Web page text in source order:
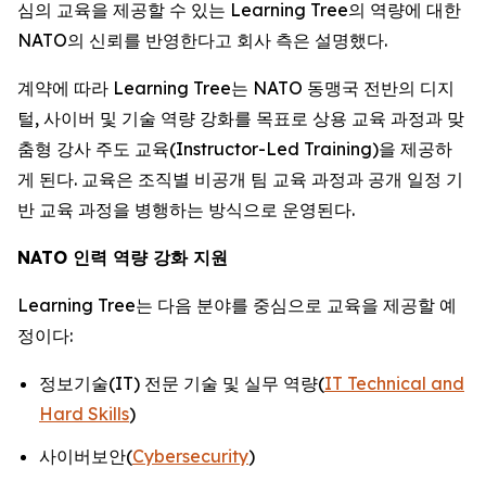
심의 교육을 제공할 수 있는 Learning Tree의 역량에 대한
NATO의 신뢰를 반영한다고 회사 측은 설명했다.
계약에 따라 Learning Tree는 NATO 동맹국 전반의 디지
털, 사이버 및 기술 역량 강화를 목표로 상용 교육 과정과 맞
춤형 강사 주도 교육(Instructor-Led Training)을 제공하
게 된다. 교육은 조직별 비공개 팀 교육 과정과 공개 일정 기
반 교육 과정을 병행하는 방식으로 운영된다.
NATO 인력 역량 강화 지원
Learning Tree는 다음 분야를 중심으로 교육을 제공할 예
정이다:
정보기술(IT) 전문 기술 및 실무 역량(IT Technical and
Hard Skills)
사이버보안(Cybersecurity)